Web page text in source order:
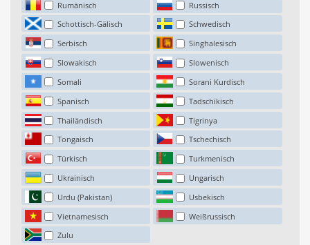
Rumänisch
Russisch
Schottisch-Gälisch
Schwedisch
Serbisch
Singhalesisch
Slowakisch
Slowenisch
Somali
Sorani Kurdisch
Spanisch
Tadschikisch
Thailändisch
Tigrinya
Tongaisch
Tschechisch
Türkisch
Turkmenisch
Ukrainisch
Ungarisch
Urdu (Pakistan)
Usbekisch
Vietnamesisch
Weißrussisch
Zulu